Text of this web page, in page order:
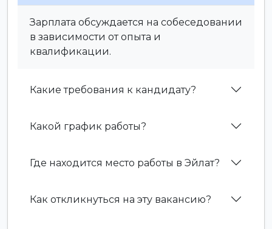
Зарплата обсуждается на собеседовании
в зависимости от опыта и
квалификации.
Какие требования к кандидату?
Какой график работы?
Где находится место работы в Эйлат?
Как откликнуться на эту вакансию?